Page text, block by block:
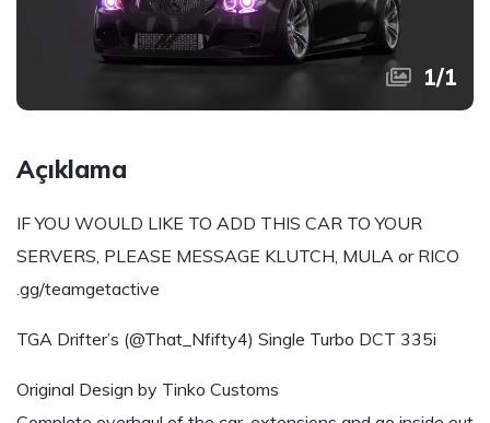
1/1
Açıklama
IF YOU WOULD LIKE TO ADD THIS CAR TO YOUR
SERVERS, PLEASE MESSAGE KLUTCH, MULA or RICO
.gg/teamgetactive
TGA Drifter’s (@That_Nfifty4) Single Turbo DCT 335i
Original Design by Tinko Customs